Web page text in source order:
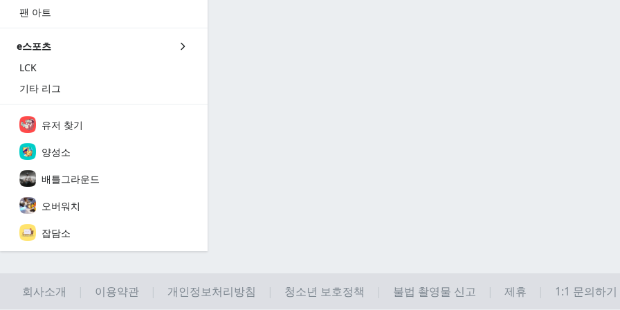
팬 아트
e스포츠
LCK
기타 리그
유저 찾기
양성소
배틀그라운드
오버워치
잡담소
회사소개 이용약관 개인정보처리방침 청소년 보호정책 불법 촬영물 신고 제휴 1:1 문의하기